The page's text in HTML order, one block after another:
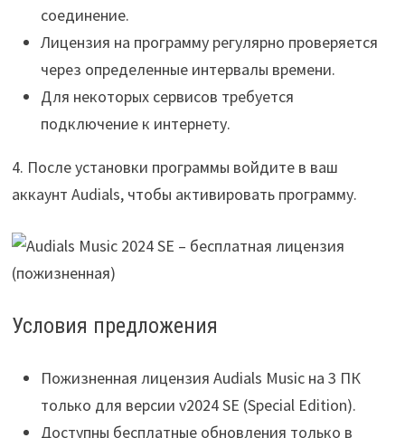
соединение.
Лицензия на программу регулярно проверяется
через определенные интервалы времени.
Для некоторых сервисов требуется
подключение к интернету.
4. После установки программы войдите в ваш
аккаунт Audials, чтобы активировать программу.
Условия предложения
Пожизненная лицензия Audials Music на 3 ПК
только для версии v2024 SE (Special Edition).
Доступны бесплатные обновления только в